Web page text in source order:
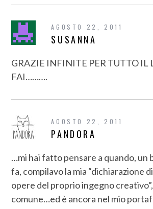
AGOSTO 22, 2011
SUSANNA
GRAZIE INFINITE PER TUTTO IL
FAI……….
AGOSTO 22, 2011
PANDORA
…mi hai fatto pensare a quando, un
fa, compilavo la mia “dichiarazione
opere del proprio ingegno
comune…ed è ancora nel mio